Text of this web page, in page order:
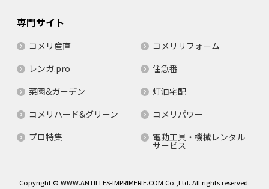
専門サイト
コメリ産直
コメリリフォーム
レンガ.pro
住急番
菜園&ガーデン
灯油宅配
コメリハード&グリーン
コメリパワー
プロ特集
電動工具・機械レンタル
サービス
Copyright © WWW.ANTILLES-IMPRIMERIE.COM Co.,Ltd. All rights reserved.